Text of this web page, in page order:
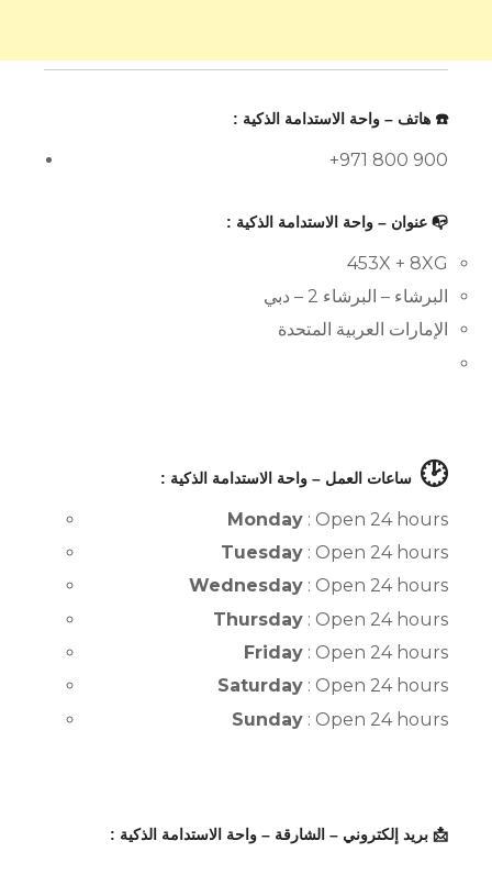
☎️ هاتف – واحة الاستدامة الذكية :
+971 800 900
📭 عنوان – واحة الاستدامة الذكية :
453X + 8XG
البرشاء – البرشاء 2 – دبي
الإمارات العربية المتحدة
🕑 ساعات العمل – واحة الاستدامة الذكية :
Monday : Open 24 hours
Tuesday : Open 24 hours
Wednesday : Open 24 hours
Thursday : Open 24 hours
Friday : Open 24 hours
Saturday : Open 24 hours
Sunday : Open 24 hours
📩 بريد إلكتروني – الشارقة – واحة الاستدامة الذكية :